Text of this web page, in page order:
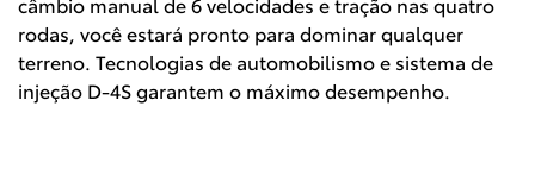
rodas, você estará pronto para dominar qualquer
terreno. Tecnologias de automobilismo e sistema de
injeção D-4S garantem o máximo desempenho.